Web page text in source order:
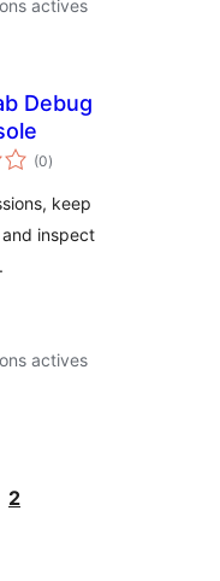
actives
Debug
(0notes
en
)
keep
inspect
actives
2